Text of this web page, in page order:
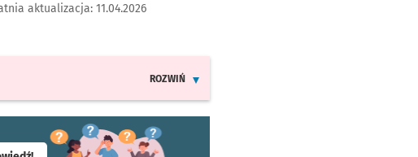
aktualizacja: 11.04.2026
ROZWIŃ